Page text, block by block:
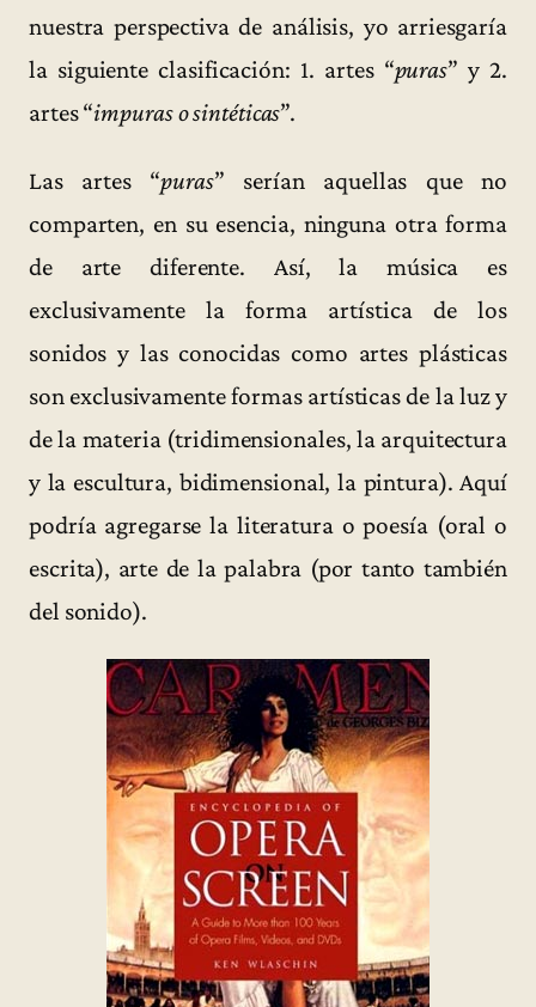
nuestra perspectiva de análisis, yo arriesgaría
la siguiente clasificación: 1. artes “puras” y 2.
artes “impuras o sintéticas”.
Las artes “puras” serían aquellas que no
comparten, en su esencia, ninguna otra forma
de arte diferente. Así, la música es
exclusivamente la forma artística de los
sonidos y las conocidas como artes plásticas
son exclusivamente formas artísticas de la luz y
de la materia (tridimensionales, la arquitectura
y la escultura, bidimensional, la pintura). Aquí
podría agregarse la literatura o poesía (oral o
escrita), arte de la palabra (por tanto también
del sonido).